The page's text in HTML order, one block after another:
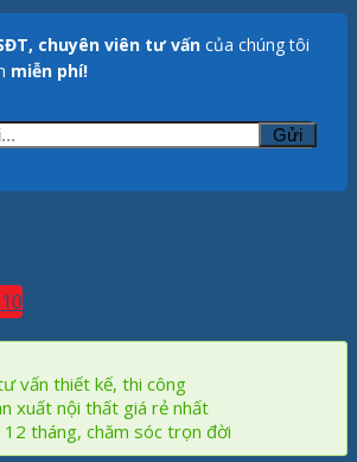
chuyên viên tư vấn của chúng tôi
miễn phí!
vấn thiết kế, thi công
xuất nội thất giá rẻ nhất
12 tháng, chăm sóc trọn đời